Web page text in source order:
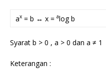
ax = b ↔ x = alog b
Syarat b > 0 , a > 0 dan a ≠ 1
Keterangan :